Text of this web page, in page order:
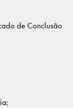
de Conclusão